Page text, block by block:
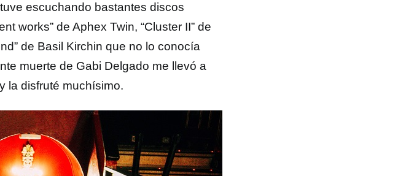
escuchando bastantes discos
works” de Aphex Twin, “Cluster II” de
de Basil Kirchin que no lo conocía
muerte de Gabi Delgado me llevó a
la disfruté muchísimo.